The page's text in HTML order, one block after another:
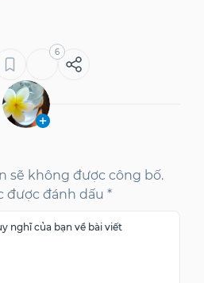
6
sẽ không được công bố.
được đánh dấu *